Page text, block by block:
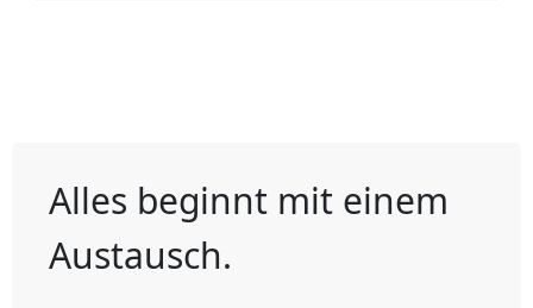
Alles beginnt mit einem
Austausch.